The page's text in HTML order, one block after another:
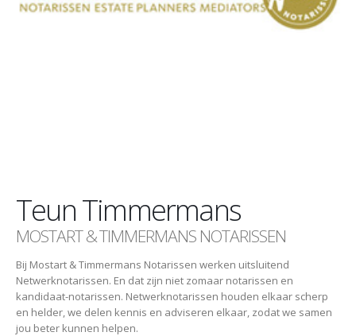
Teun Timmermans
MOSTART & TIMMERMANS NOTARISSEN
Bij Mostart & Timmermans Notarissen werken uitsluitend
Netwerknotarissen. En dat zijn niet zomaar notarissen en
kandidaat-notarissen. Netwerknotarissen houden elkaar scherp
en helder, we delen kennis en adviseren elkaar, zodat we samen
jou beter kunnen helpen.